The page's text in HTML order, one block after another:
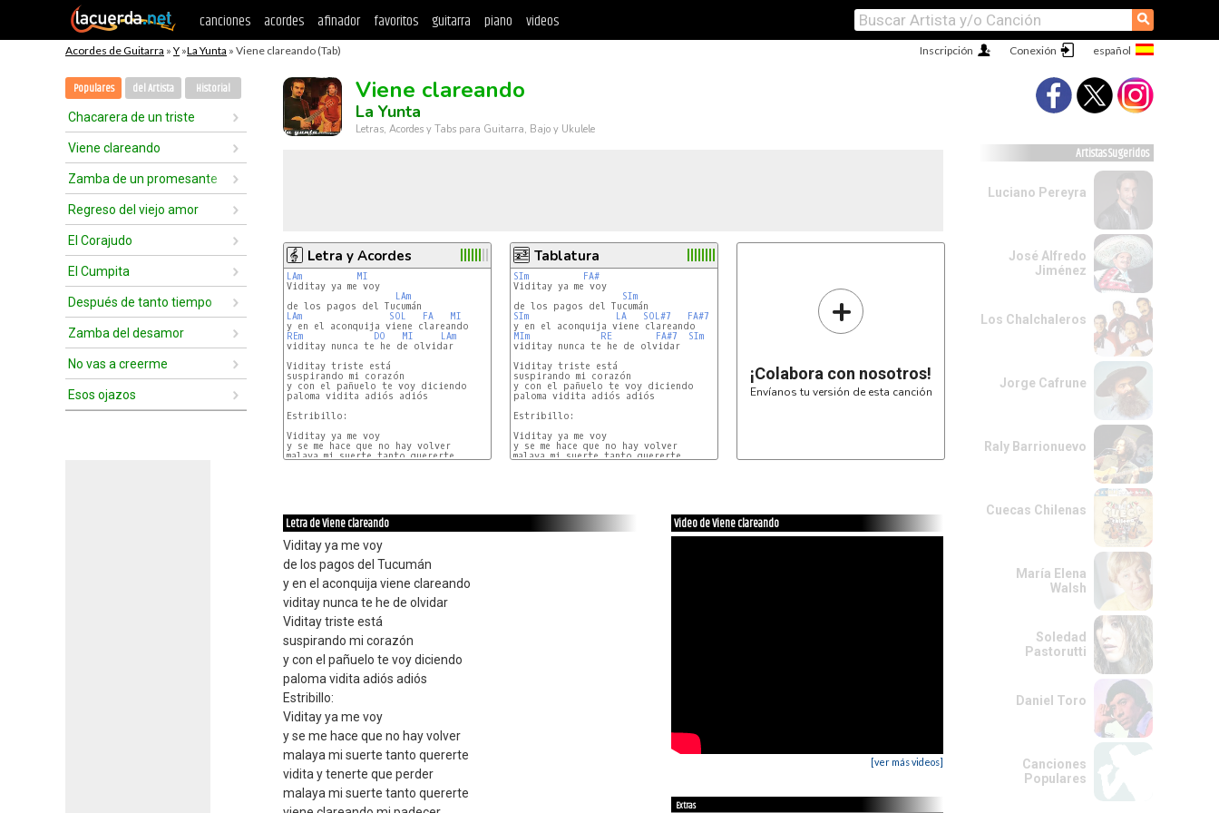
canciones acordes afinador favoritos guitarra piano videos ⚲
Acordes de Guitarra » Y »La Yunta » Viene clareando (Tab) Conexión
Inscripción
Populares del Artista Historial
Chacarera de un triste
Viene clareando
Zamba de un promesante
Regreso del viejo amor
El Corajudo
El Cumpita
Después de tanto tiempo
Zamba del desamor
No vas a creerme
Esos ojazos
Viene clareando
La Yunta
Letras, Acordes y Tabs para Guitarra, Bajo y Ukulele
Letra y Acordes
LAm
MI
Viditay ya me voy
LAm
LAm
SOL FA
MI
REm
DO MI
LAm
viditay nunca te he de olvidar
Viditay triste está
suspirando mi corazón
y con el pañuelo te voy diciendo
paloma vidita adiós adiós
Estribillo:
Viditay ya me voy
y se me hace que no hay volver
malaya mi suerte tanto quererte
Tablatura
SIm
FA#
Viditay ya me voy
SIm
SIm
LA SOL#7
FA#7
MIm
RE FA#7
SIm
viditay nunca te he de olvidar
Viditay triste está
suspirando mi corazón
y con el pañuelo te voy diciendo
paloma vidita adiós adiós
Estribillo:
Viditay ya me voy
y se me hace que no hay volver
malaya mi suerte tanto quererte
+
¡Colabora con nosotros!
Envíanos tu versión de esta canción
Letra de Viene clareando
Viditay ya me voy
de los pagos del Tucumán
y en el aconquija viene clareando
viditay nunca te he de olvidar
Viditay triste está
suspirando mi corazón
y con el pañuelo te voy diciendo
paloma vidita adiós adiós
Estribillo:
Viditay ya me voy
y se me hace que no hay volver
malaya mi suerte tanto quererte
vidita y tenerte que perder
malaya mi suerte tanto quererte
Video de Viene clareando
[ver más videos]
Extras
Artistas Sugeridos
Luciano Pereyra
José Alfredo
Jiménez
Los Chalchaleros
Jorge Cafrune
Raly Barrionuevo
Cuecas Chilenas
María Elena
Walsh
Soledad
Pastorutti
Daniel Toro
Canciones
Populares